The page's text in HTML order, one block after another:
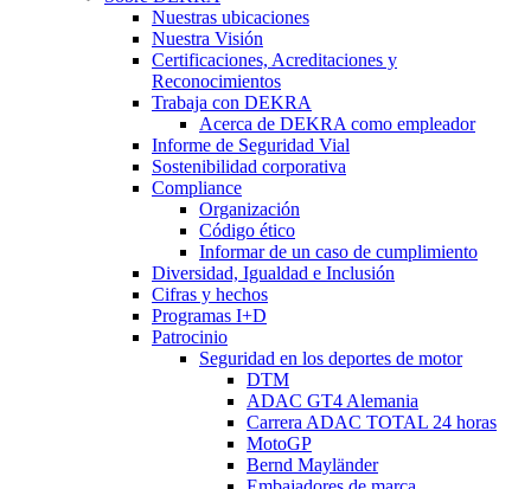
Nuestras ubicaciones
Nuestra Visión
Certificaciones, Acreditaciones y
Reconocimientos
Trabaja con DEKRA
Acerca de DEKRA como empleador
Informe de Seguridad Vial
Sostenibilidad corporativa
Compliance
Organización
Código ético
Informar de un caso de cumplimiento
Diversidad, Igualdad e Inclusión
Cifras y hechos
Programas I+D
Patrocinio
Seguridad en los deportes de motor
DTM
ADAC GT4 Alemania
Carrera ADAC TOTAL 24 horas
MotoGP
Bernd Mayländer